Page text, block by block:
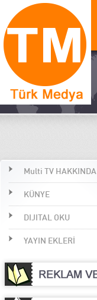
Multi TV HAKKINDA
KÜNYE
DIJITAL OKU
YAYIN EKLERİ